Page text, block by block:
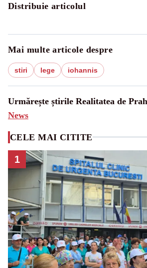
Distribuie articolul
Mai multe articole despre
stiri lege iohannis
Urmărește știrile Realitatea de
News
CELE MAI CITITE
1